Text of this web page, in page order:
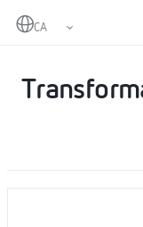
Home